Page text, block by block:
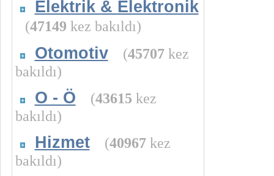
Elektrik & Elektronik
(47149 kez bakıldı)
Otomotiv (45707kez
bakıldı)
O - Ö (43615 kez
bakıldı)
Hizmet (40967kez
bakıldı)